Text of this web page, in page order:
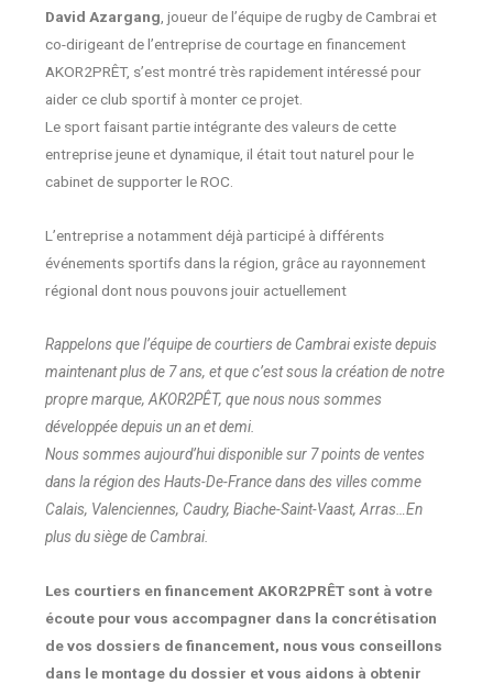
David Azargang, joueur de l’équipe de rugby de Cambrai et
co-dirigeant de l’entreprise de courtage en financement
AKOR2PRÊT, s’est montré très rapidement intéressé pour
aider ce club sportif à monter ce projet.
Le sport faisant partie intégrante des valeurs de cette
entreprise jeune et dynamique, il était tout naturel pour le
cabinet de supporter le ROC.
L’entreprise a notamment déjà participé à différents
événements sportifs dans la région, grâce au rayonnement
régional dont nous pouvons jouir actuellement
Rappelons que l’équipe de courtiers de Cambrai existe depuis
maintenant plus de 7 ans, et que c’est sous la création de notre
propre marque, AKOR2PÊT, que nous nous sommes
développée depuis un an et demi.
Nous sommes aujourd’hui disponible sur 7 points de ventes
dans la région des Hauts-De-France dans des villes comme
Calais, Valenciennes, Caudry, Biache-Saint-Vaast, Arras…En
plus du siège de Cambrai.
Les courtiers en financement AKOR2PRÊT sont à votre
écoute pour vous accompagner dans la concrétisation
de vos dossiers de financement, nous vous conseillons
dans le montage du dossier et vous aidons à obtenir